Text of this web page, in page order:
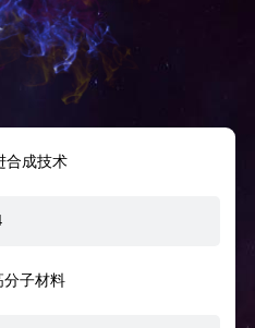
合成技术
子材料